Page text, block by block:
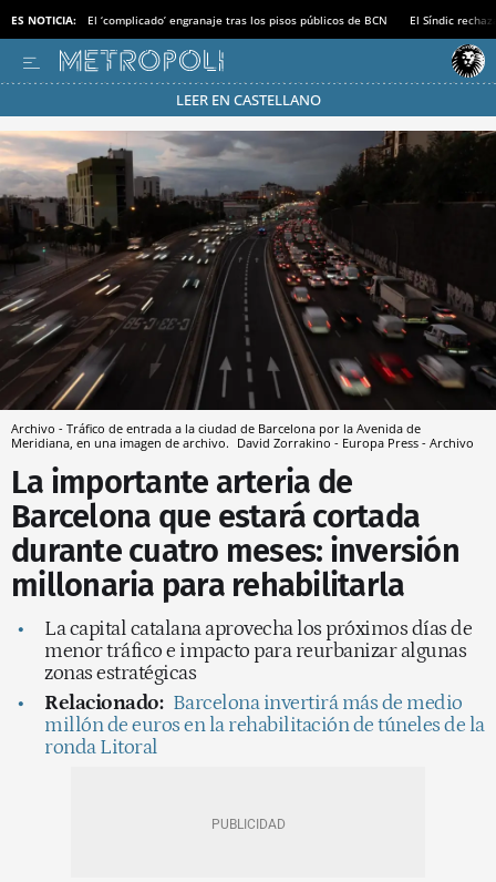
ES NOTICIA: El ‘complicado’ engranaje tras los pisos públicos de BCN El Síndic
LEER EN CASTELLANO
Pásate al MODO AHORRO
Archivo - Tráfico de entrada a la ciudad de Barcelona por la Avenida de
Meridiana, en una imagen de archivo. David Zorrakino - Europa Press - Archivo
La importante arteria de
Barcelona que estará cortada
durante cuatro meses: inversión
millonaria para rehabilitarla
La capital catalana aprovecha los próximos días de
menor tráfico e impacto para reurbanizar algunas
zonas estratégicas
Relacionado: Barcelona invertirá más de medio
millón de euros en la rehabilitación de túneles de la
ronda Litoral